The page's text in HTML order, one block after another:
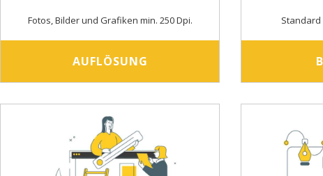
Fotos, Bilder und Grafiken min. 250 Dpi.
AUFLÖSUNG
Standard